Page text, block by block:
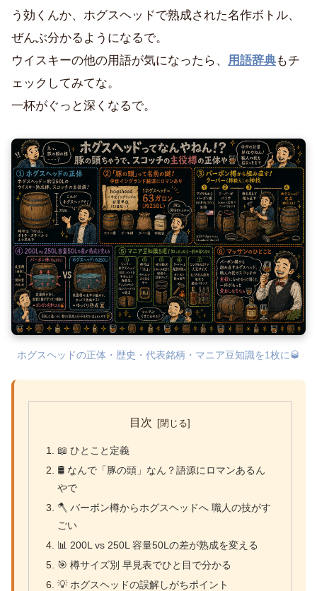
う効くんか、ホグスヘッドで熟成された名作ボトル、
ぜんぶ分かるようになるで。
ウイスキーの他の用語が気になったら、 用語辞典もチ
ェックしてみてな。
一杯がぐっと深くなるで。
ホグスヘッドの正体・歴史・代表銘柄・マニア豆知識を1枚に🥃
目次
📖 ひとこと定義
🛢 なんで「豚の頭」なん？語源にロマンあるん
やで
🪓 バーボン樽からホグスヘッドへ 職人の技がす
ごい
📊 200L vs 250L 容量50Lの差が熟成を変える
🎯 樽サイズ別 早見表でひと目で分かる
💡 ホグスヘッドの誤解しがちポイント